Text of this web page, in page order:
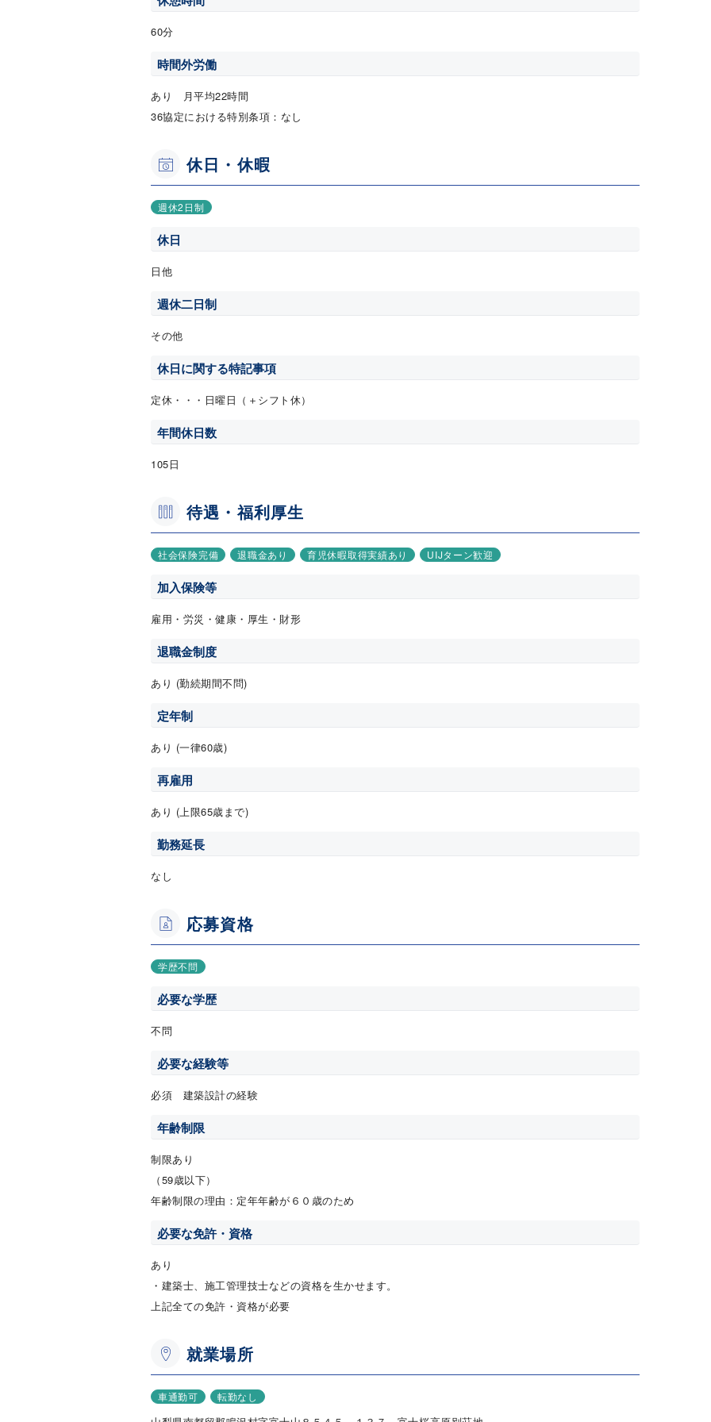
60分
時間外労働
あり 月平均22時間
36協定における特別条項：なし
休日・休暇
週休2日制
休日
日他
週休二日制
その他
休日に関する特記事項
定休・・・日曜日（＋シフト休）
年間休日数
105日
待遇・福利厚生
社会保険完備 退職金あり 育児休暇取得実績あり UIJターン歓迎
加入保険等
雇用・労災・健康・厚生・財形
退職金制度
あり (勤続期間不問)
定年制
あり (一律60歳)
再雇用
あり (上限65歳まで)
勤務延長
なし
応募資格
学歴不問
必要な学歴
不問
必要な経験等
必須 建築設計の経験
年齢制限
制限あり
（59歳以下）
年齢制限の理由：定年年齢が６０歳のため
必要な免許・資格
あり
・建築士、施工管理技士などの資格を生かせます。
上記全ての免許・資格が必要
就業場所
車通勤可 転勤なし